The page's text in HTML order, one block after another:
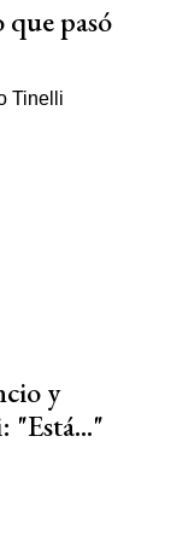
pasó
y
"Está..."